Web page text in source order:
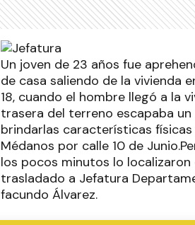
Un joven de 23 años fue
de casa saliendo de la vivienda
18, cuando el hombre llegó a la
trasera del terreno escapaba
brindarlas características
Médanos por calle 10 de
los pocos minutos lo localizaron
trasladado a Jefatura
facundo Álvarez.